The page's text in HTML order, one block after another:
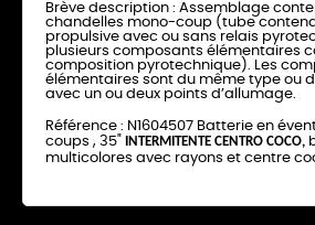
Brève description : Assemblage
chandelles mono-coup (tube
propulsive avec ou sans relais
plusieurs composants élémentaires
composition pyrotechnique). Les
élémentaires sont du même type ou
avec un ou deux points d’allumage.
Référence : N1604507 Batterie en
coups , 35"
INTERMITENTE CENTRO COCO,
multicolores avec rayons et centre